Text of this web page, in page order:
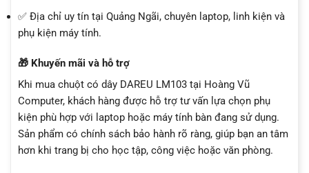
✅ Địa chỉ uy tín tại Quảng Ngãi, chuyên laptop, linh kiện và
phụ kiện máy tính.
🎁 Khuyến mãi và hỗ trợ
Khi mua chuột có dây DAREU LM103 tại Hoàng Vũ
Computer, khách hàng được hỗ trợ tư vấn lựa chọn phụ
kiện phù hợp với laptop hoặc máy tính bàn đang sử dụng.
Sản phẩm có chính sách bảo hành rõ ràng, giúp bạn an tâm
hơn khi trang bị cho học tập, công việc hoặc văn phòng.